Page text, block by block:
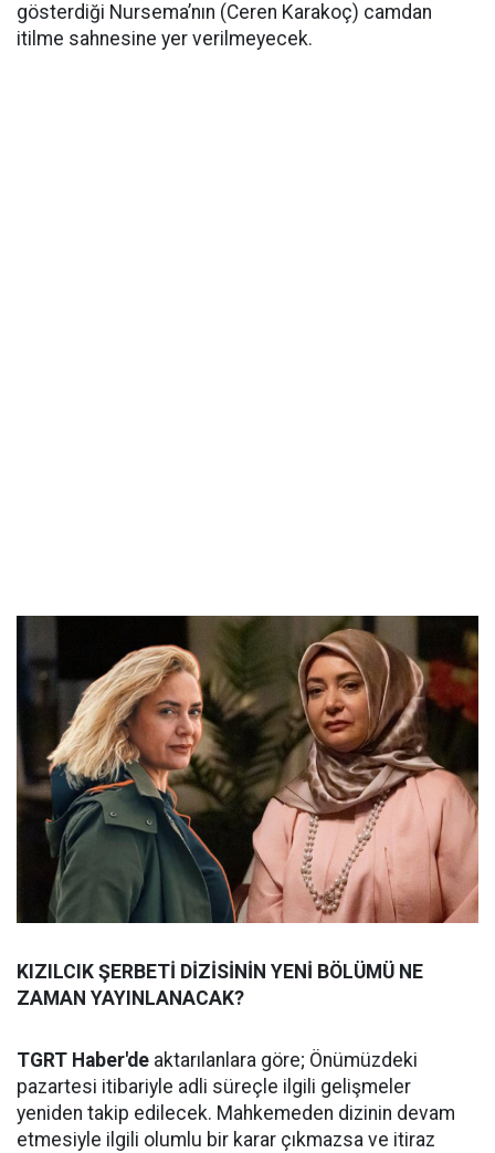
gösterdiği Nursema’nın (Ceren Karakoç) camdan
itilme sahnesine yer verilmeyecek.
KIZILCIK ŞERBETİ DİZİSİNİN YENİ BÖLÜMÜ NE
ZAMAN YAYINLANACAK?
TGRT Haber'de aktarılanlara göre; Önümüzdeki
pazartesi itibariyle adli süreçle ilgili gelişmeler
yeniden takip edilecek. Mahkemeden dizinin devam
etmesiyle ilgili olumlu bir karar çıkmazsa ve itiraz